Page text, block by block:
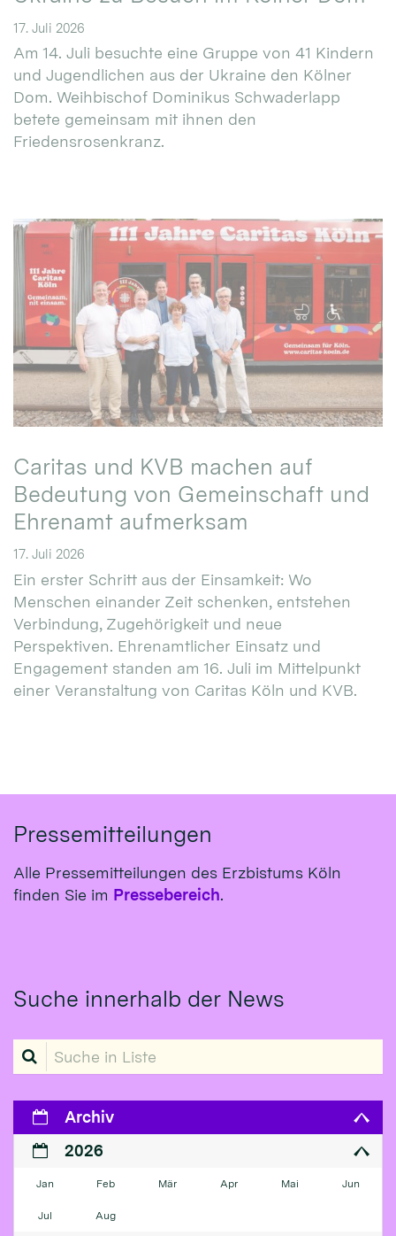
17. Juli 2026
Am 14. Juli besuchte eine Gruppe von 41 Kindern
und Jugendlichen aus der Ukraine den Kölner
Dom. Weihbischof Dominikus Schwaderlapp
betete gemeinsam mit ihnen den
Friedensrosenkranz.
Caritas und KVB machen auf
Bedeutung von Gemeinschaft und
Ehrenamt aufmerksam
17. Juli 2026
Ein erster Schritt aus der Einsamkeit: Wo
Menschen einander Zeit schenken, entstehen
Verbindung, Zugehörigkeit und neue
Perspektiven. Ehrenamtlicher Einsatz und
Engagement standen am 16. Juli im Mittelpunkt
einer Veranstaltung von Caritas Köln und KVB.
Pressemitteilungen
Alle Pressemitteilungen des Erzbistums Köln
finden Sie im Pressebereich.
Suche innerhalb der News
Suche in Liste
Archiv
2026
Jan Feb Mär Apr Mai Jun
Jul Aug